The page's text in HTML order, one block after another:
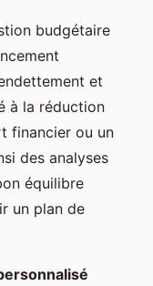
budgétaire
et
à la réduction
financier ou un
des analyses
équilibre
un plan de